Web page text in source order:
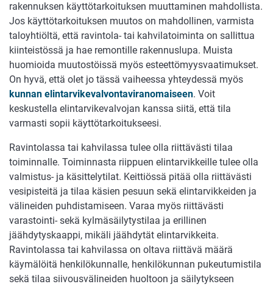
rakennuksen käyttötarkoituksen muuttaminen mahdollista.
Jos käyttötarkoituksen muutos on mahdollinen, varmista
taloyhtiöltä, että ravintola- tai kahvilatoiminta on sallittua
kiinteistössä ja hae remontille rakennuslupa. Muista
huomioida muutostöissä myös esteettömyysvaatimukset.
On hyvä, että olet jo tässä vaiheessa yhteydessä myös
kunnan elintarvikevalvontaviranomaiseen. Voit
keskustella elintarvikevalvojan kanssa siitä, että tila
varmasti sopii käyttötarkoitukseesi.
Ravintolassa tai kahvilassa tulee olla riittävästi tilaa
toiminnalle. Toiminnasta riippuen elintarvikkeille tulee olla
valmistus- ja käsittelytilat. Keittiössä pitää olla riittävästi
vesipisteitä ja tilaa käsien pesuun sekä elintarvikkeiden ja
välineiden puhdistamiseen. Varaa myös riittävästi
varastointi- sekä kylmäsäilytystilaa ja erillinen
jäähdytyskaappi, mikäli jäähdytät elintarvikkeita.
Ravintolassa tai kahvilassa on oltava riittävä määrä
käymälöitä henkilökunnalle, henkilökunnan pukeutumistila
sekä tilaa siivousvälineiden huoltoon ja säilytykseen